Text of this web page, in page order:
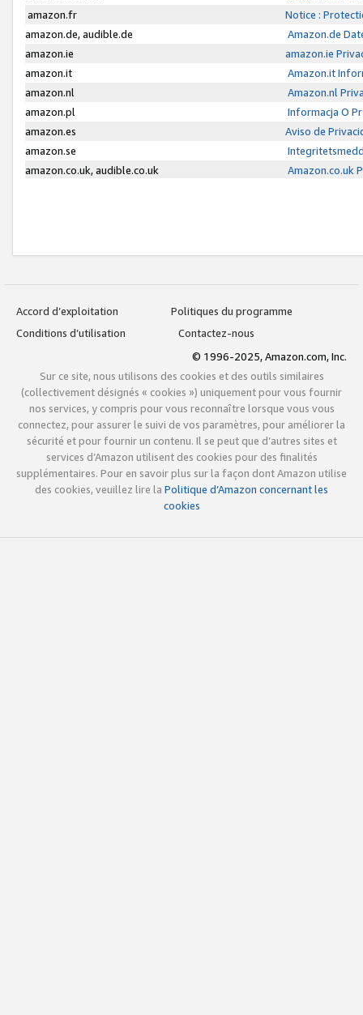
amazon.fr
Notice :
amazon.de, audible.de
Amazon.de
amazon.ie
amazon.ie
amazon.it
Amazon.it
amazon.nl
Amazon.nl
amazon.pl
Informacja O
amazon.es
Aviso de
amazon.se
amazon.co.uk, audible.co.uk
Amazon.co.uk
Accord d’exploitation
Politiques du programme
Conditions d’utilisation
Contactez-nous
© 1996-2025, Amazon.com, Inc.
Sur ce site, nous utilisons des cookies et des outils similaires
(collectivement désignés « cookies ») uniquement pour vous fournir
nos services, y compris pour vous reconnaître lorsque vous vous
connectez, pour assurer le suivi de vos paramètres, pour améliorer la
sécurité et pour fournir un contenu. Il se peut que d’autres sites et
services d’Amazon utilisent des cookies pour des finalités
supplémentaires. Pour en savoir plus sur la façon dont Amazon utilise
des cookies, veuillez lire la Politique d’Amazon concernant les
cookies